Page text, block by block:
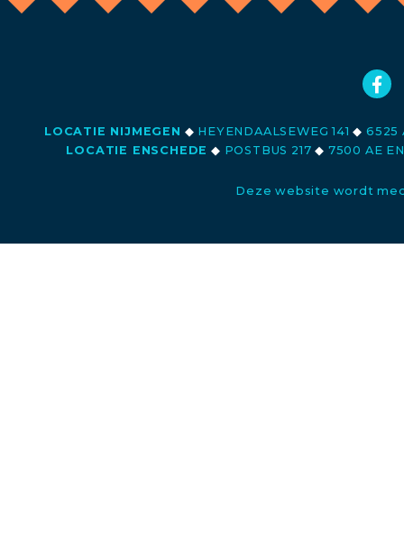
LOCATIE NIJMEGEN ◆ HEYENDAALSEWEG 141◆ 6525
LOCATIE ENSCHEDE ◆ POSTBUS 217◆ 7500 AE
Deze website wordt